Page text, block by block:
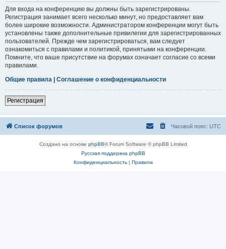
Для входа на конференцию вы должны быть зарегистрированы.
Регистрация занимает всего несколько минут, но предоставляет вам
более широкие возможности. Администратором конференции могут быть
установлены также дополнительные привилегии для зарегистрированных
пользователей. Прежде чем зарегистрироваться, вам следует
ознакомиться с правилами и политикой, принятыми на конференции.
Помните, что ваше присутствие на форумах означает согласие со всеми
правилами.
Общие правила | Соглашение о конфиденциальности
Регистрация
Список форумов Часовой пояс: UTC
Создано на основе phpBB® Forum Software © phpBB Limited
Русская поддержка phpBB
Конфиденциальность| Правила